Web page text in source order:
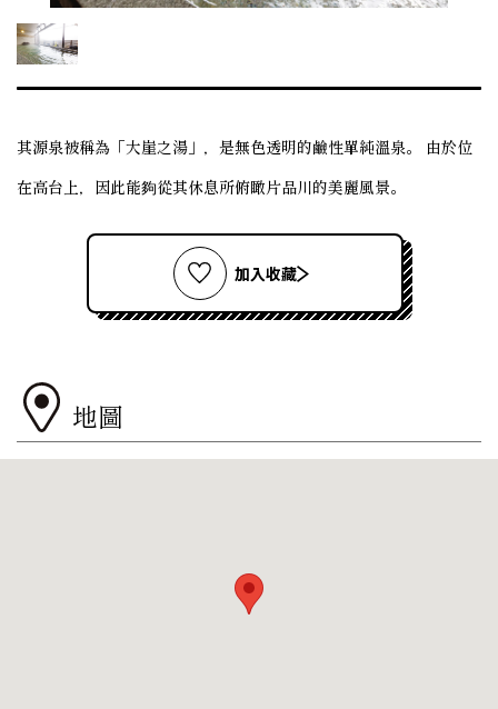
其源泉被稱為「大崖之湯」，是無色透明的鹼性單純溫泉。 由於位
在高台上，因此能夠從其休息所俯瞰片品川的美麗風景。
加入收藏
地圖